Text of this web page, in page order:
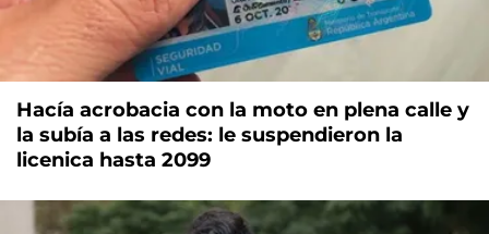
Hacía acrobacia con la moto en plena calle y
la subía a las redes: le suspendieron la
licenica hasta 2099